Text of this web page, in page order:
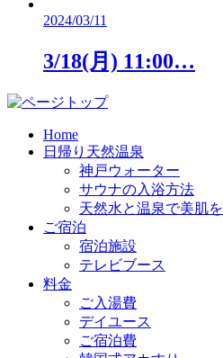
2024/03/11
3/18(月) 11:00…
Home
日帰り天然温泉
神戸ウォーター
サウナの入浴方法
天然水と温泉で美肌を
ご宿泊
宿泊施設
テレビブース
料金
ご入湯費
デイユース
ご宿泊費